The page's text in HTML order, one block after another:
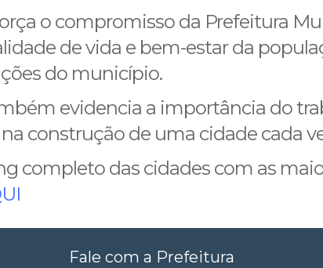
o compromisso da Prefeitura
de vida e bem-estar da
do município.
evidencia a importância do
construção de uma cidade cada
completo das cidades com as
Fale com a Prefeitura